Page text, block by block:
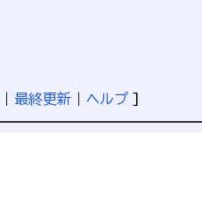
最終更新 ヘルプ ]